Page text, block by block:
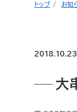
トップ お知
2018.10.23
大